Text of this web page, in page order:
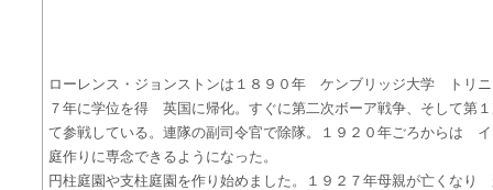
ローレンス・ジョンストンは１８９０年 ケンブリッジ大学 トリ
７年に学位を得 英国に帰化。すぐに第二次ボーア戦争、そして第
て参戦している。連隊の副司令官で除隊。１９２０年ごろからは
庭作りに専念できるようになった。
円柱庭園や支柱庭園を作り始めました。１９２７年母親が亡くな